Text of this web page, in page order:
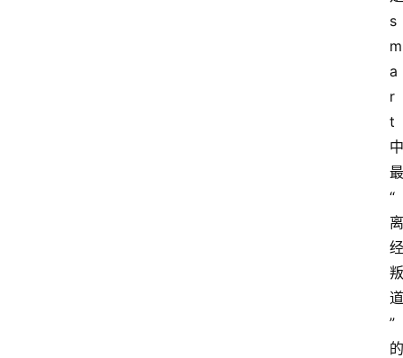
s
m
a
r
t
中
最
“
离
经
叛
道
”
的